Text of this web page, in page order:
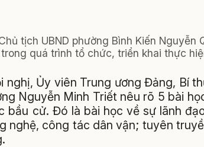
tịch UBND phường Bình Kiến Nguyễn
quá trình tổ chức, triển khai thực
nghị, Ủy viên Trung ương Đảng, Bí
Nguyễn Minh Triết nêu rõ 5 bài
bầu cử. Đó là bài học về sự lãnh
nghệ, công tác dân vận; tuyên